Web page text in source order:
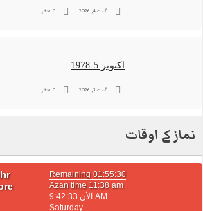
اگست 4, 2026 0 منظر
اکتوبر 5-1978
اگست 3, 2026 0 منظر
نماز کے اوقات